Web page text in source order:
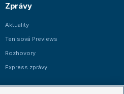
Zprávy
Aktuality
Tenisová Previews
Rozhovory
Express zprávy